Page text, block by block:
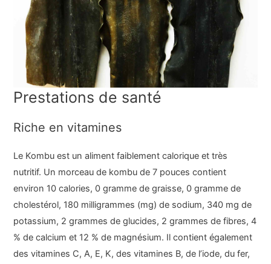
Prestations de santé
Riche en vitamines
Le Kombu est un aliment faiblement calorique et très
nutritif. Un morceau de kombu de 7 pouces contient
environ 10 calories, 0 gramme de graisse, 0 gramme de
cholestérol, 180 milligrammes (mg) de sodium, 340 mg de
potassium, 2 grammes de glucides, 2 grammes de fibres, 4
% de calcium et 12 % de magnésium. Il contient également
des vitamines C, A, E, K, des vitamines B, de l’iode, du fer,